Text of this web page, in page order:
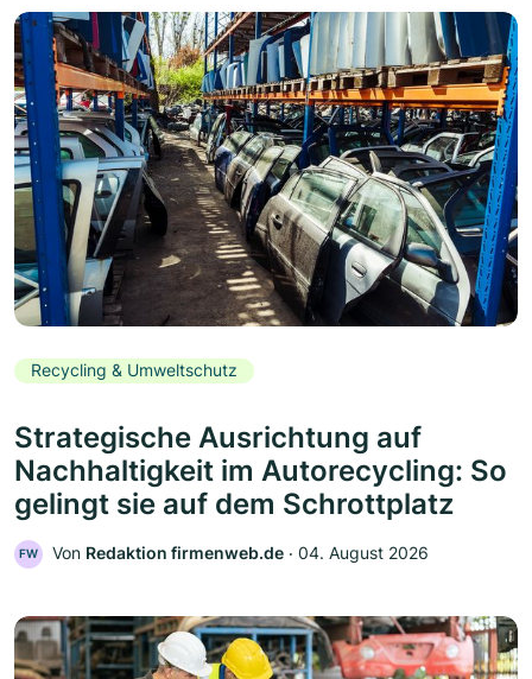
Recycling & Umweltschutz
Strategische Ausrichtung auf
Nachhaltigkeit im Autorecycling: So
gelingt sie auf dem Schrottplatz
FW Von Redaktion firmenweb.de ‧ 04. August 2026